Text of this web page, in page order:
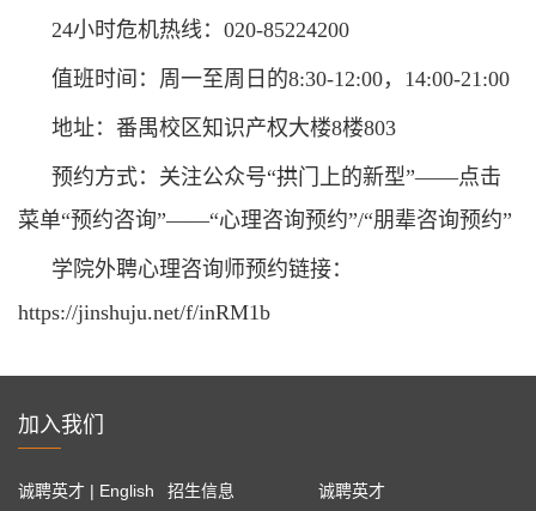
24小时危机热线： 020-85224200
值班时间：周一至周日的8:30-12:00， 14:00-21:00
地址：番禺校区知识产权大楼8楼803
预约方式：关注公众号“拱门上的新型”——点击
菜单“预约咨询”——“心理咨询预约”/“朋辈咨询预约”
学院外聘心理咨询师预约链接：
https://jinshuju.net/f/inRM1b
加入我们
诚聘英才 | English 招生信息 诚聘英才